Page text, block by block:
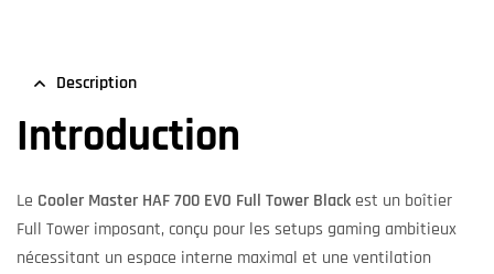
Description
Introduction
Le Cooler Master HAF 700 EVO Full Tower Black est un boîtier
Full Tower imposant, conçu pour les setups gaming ambitieux
nécessitant un espace interne maximal et une ventilation